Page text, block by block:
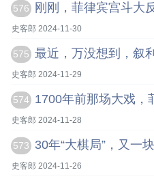
576 刚刚，菲律宾宫斗大
史客郎 2024-11-30
575 最近，万没想到，叙
史客郎 2024-11-29
574 1700年前那场大戏，
史客郎 2024-11-28
573 30年“大棋局”，又一
史客郎 2024-11-26